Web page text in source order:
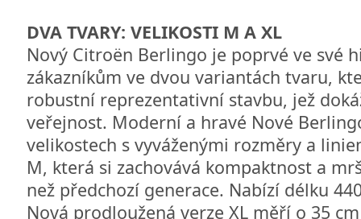
DVA TVARY: VELIKOSTI M A XL
Nový Citroën Berlingo je poprvé ve své
zákazníkům ve dvou variantách tvaru,
robustní reprezentativní stavbu, jež
veřejnost. Moderní a hravé Nové
velikostech s vyváženými rozměry a
M, která si zachovává kompaktnost a
než předchozí generace. Nabízí délku
Nová prodloužená verze XL měří o 35